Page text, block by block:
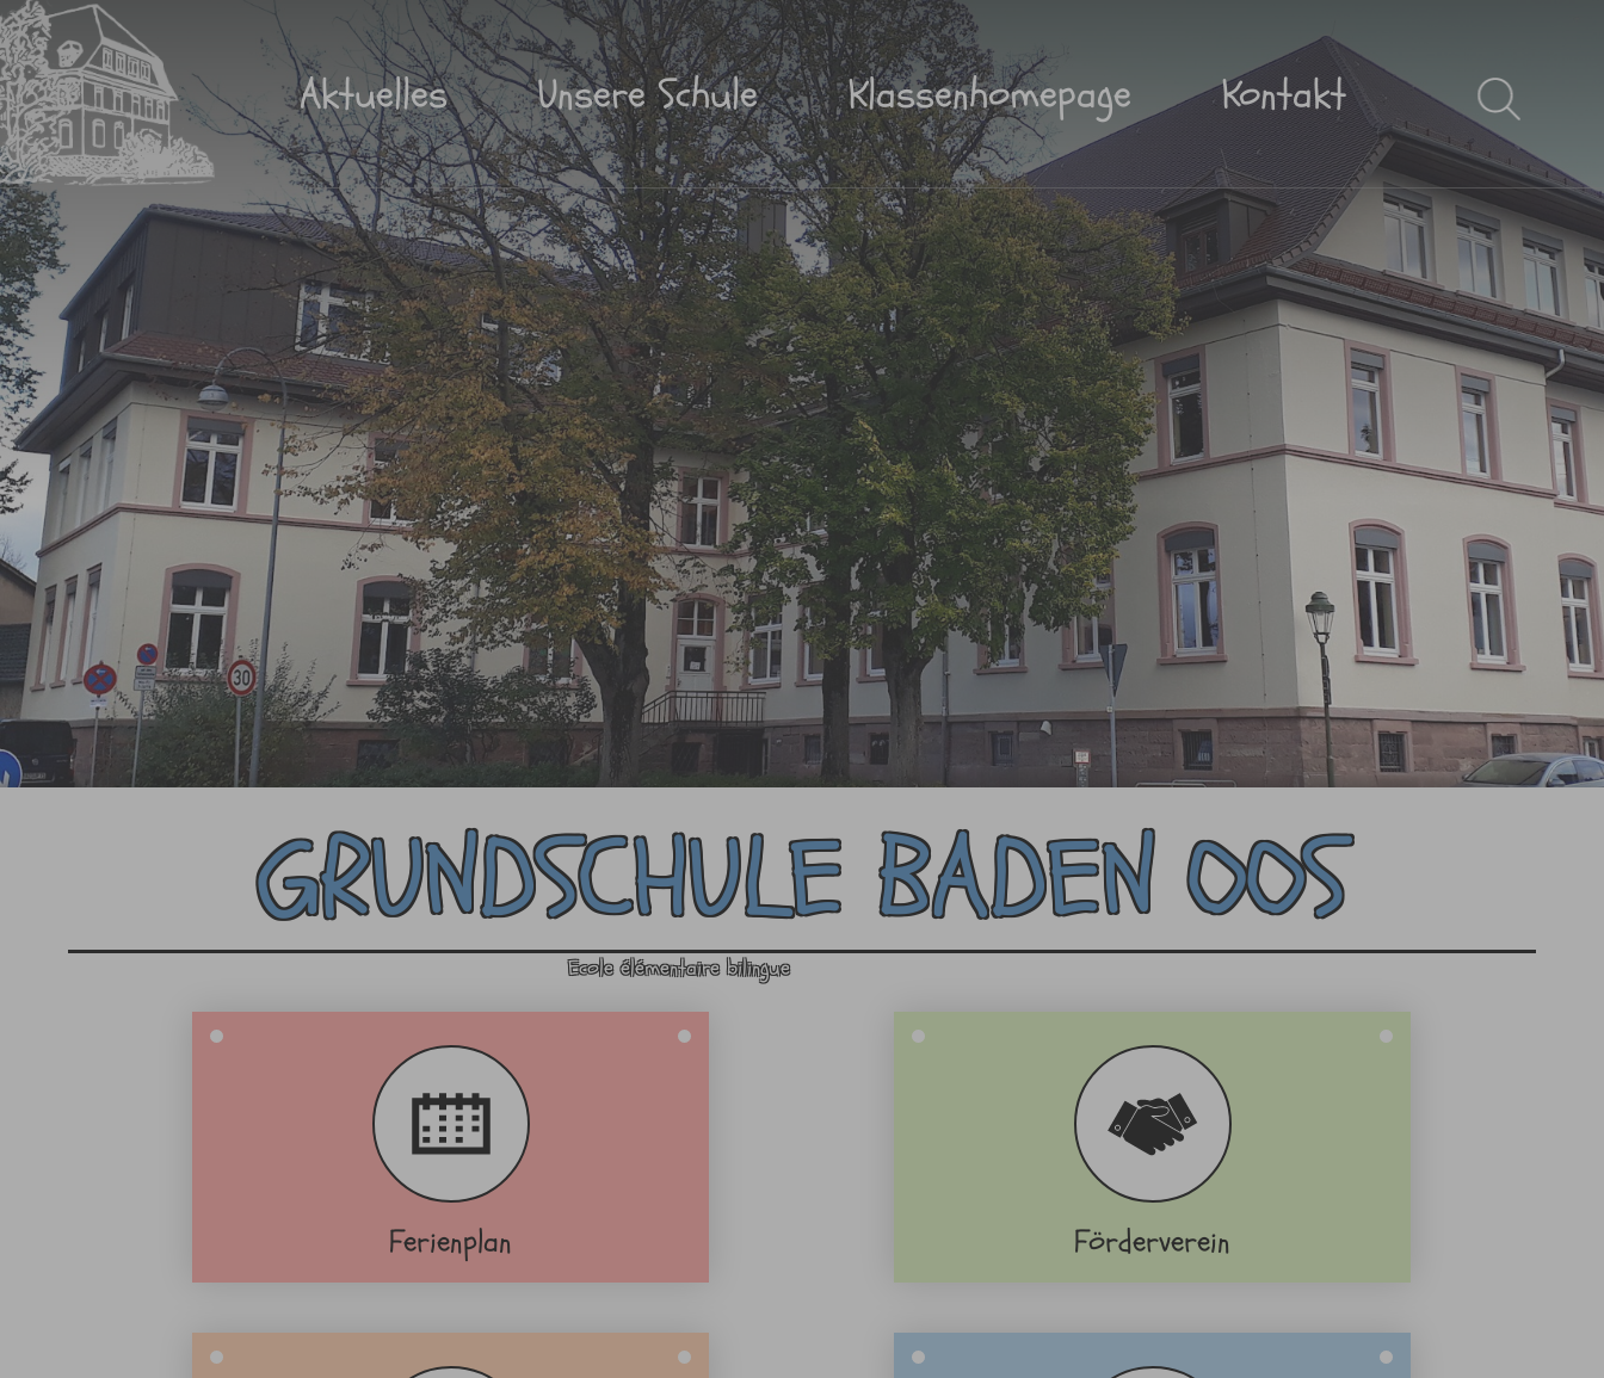
Aktuelles Unsere Schule Klassenhomepage Kontakt
GRUNDSCHULE BADEN OOS
Ecole élémentaire bilingue
Ferienplan Förderverein